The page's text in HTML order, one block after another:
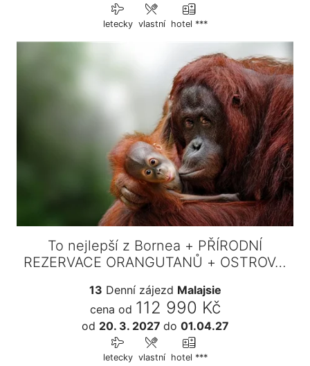
letecky vlastní hotel ***
To nejlepší z Bornea + PŘÍRODNÍ
REZERVACE ORANGUTANŮ + OSTROV…
13 Denní zájezd Malajsie
cena od 112 990 Kč
od 20. 3. 2027 do 01.04.27
letecky vlastní hotel ***